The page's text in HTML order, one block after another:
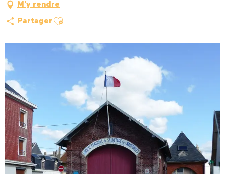
M'y rendre
Partager Ajouter aux favoris